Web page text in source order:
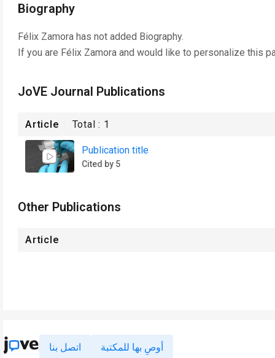
Biography
Félix Zamora has not added Biography.
If you are Félix Zamora and would like to personalize this
JoVE Journal Publications
Article Total : 1
Publication title
Cited by 5
Other Publications
Article
اتصل بنا أوصِ بها للمكتبة